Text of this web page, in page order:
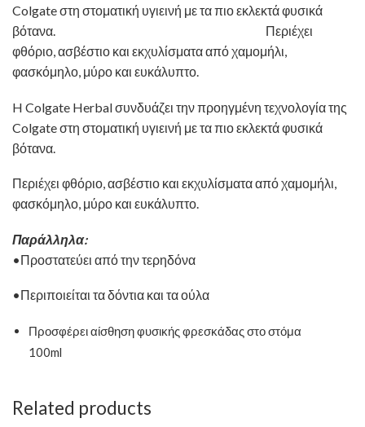
Colgate στη στοματική υγιεινή με τα πιο εκλεκτά φυσικά
βότανα. Περιέχει
φθόριο, ασβέστιο και εκχυλίσματα από χαμομήλι,
φασκόμηλο, μύρο και ευκάλυπτο.
H Colgate Herbal συνδυάζει την προηγμένη τεχνολογία της
Colgate στη στοματική υγιεινή με τα πιο εκλεκτά φυσικά
βότανα.
Περιέχει φθόριο, ασβέστιο και εκχυλίσματα από χαμομήλι,
φασκόμηλο, μύρο και ευκάλυπτο.
Παράλληλα:
•Προστατεύει από την τερηδόνα
•Περιποιείται τα δόντια και τα ούλα
Προσφέρει αίσθηση φυσικής φρεσκάδας στο στόμα
100ml
Related products